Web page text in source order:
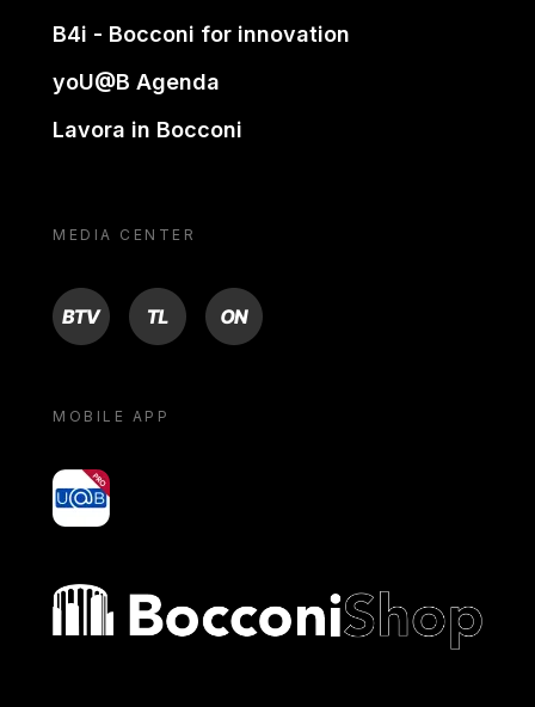
B4i - Bocconi for innovation
yoU@B Agenda
Lavora in Bocconi
MEDIA CENTER
BTV TL ON
MOBILE APP
yoU@B
Bocconi shop